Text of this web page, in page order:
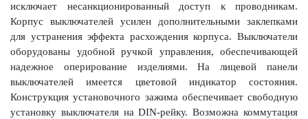
исключает несанкционированный доступ к проводникам.
Корпус выключателей усилен дополнительными заклепками
для устранения эффекта расхождения корпуса. Выключатели
оборудованы удобной ручкой управления, обеспечивающей
надежное оперирование изделиями. На лицевой панели
выключателей имеется цветовой индикатор состояния.
Конструкция установочного зажима обеспечивает свободную
установку выключателя на DIN-рейку. Возможна коммутация